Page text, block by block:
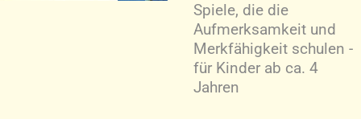
Spiele, die die
Aufmerksamkeit und
Merkfähigkeit schulen -
für Kinder ab ca. 4
Jahren